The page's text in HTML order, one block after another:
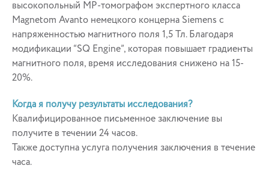
высокопольный МР-томографом экспертного класса
Magnetom Avanto немецкого концерна Siemens с
напряженностью магнитного поля 1,5 Тл. Благодаря
модификации “SQ Engine”, которая повышает градиенты
магнитного поля, время исследования снижено на 15-
20%.
Когда я получу результаты исследования?
Квалифицированное письменное заключение вы
получите в течении 24 часов.
Также доступна услуга получения заключения в течение
часа.